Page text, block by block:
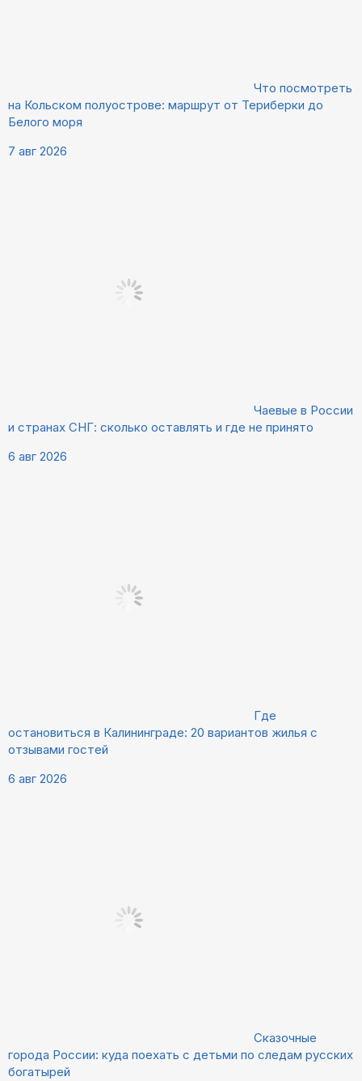
Что посмотреть
на Кольском полуострове: маршрут от Териберки до
Белого моря
7 авг 2026
Чаевые в России
и странах СНГ: сколько оставлять и где не принято
6 авг 2026
Где
остановиться в Калининграде: 20 вариантов жилья с
отзывами гостей
6 авг 2026
Сказочные
города России: куда поехать с детьми по следам русских
богатырей